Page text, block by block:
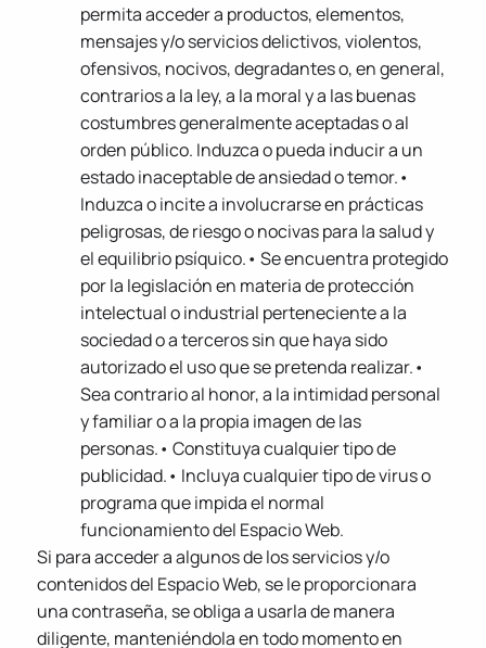
permita acceder a productos, elementos,
mensajes y/o servicios delictivos, violentos,
ofensivos, nocivos, degradantes o, en general,
contrarios a la ley, a la moral y a las buenas
costumbres generalmente aceptadas o al
orden público. Induzca o pueda inducir a un
estado inaceptable de ansiedad o temor.•
Induzca o incite a involucrarse en prácticas
peligrosas, de riesgo o nocivas para la salud y
el equilibrio psíquico.• Se encuentra protegido
por la legislación en materia de protección
intelectual o industrial perteneciente a la
sociedad o a terceros sin que haya sido
autorizado el uso que se pretenda realizar.•
Sea contrario al honor, a la intimidad personal
y familiar o a la propia imagen de las
personas.• Constituya cualquier tipo de
publicidad.• Incluya cualquier tipo de virus o
programa que impida el normal
funcionamiento del Espacio Web.
Si para acceder a algunos de los servicios y/o
contenidos del Espacio Web, se le proporcionara
una contraseña, se obliga a usarla de manera
diligente, manteniéndola en todo momento en